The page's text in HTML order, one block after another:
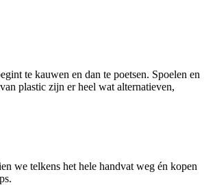
te kauwen en dan te poetsen. Spoelen en
plastic zijn er heel wat alternatieven,
we telkens het hele handvat weg én kopen